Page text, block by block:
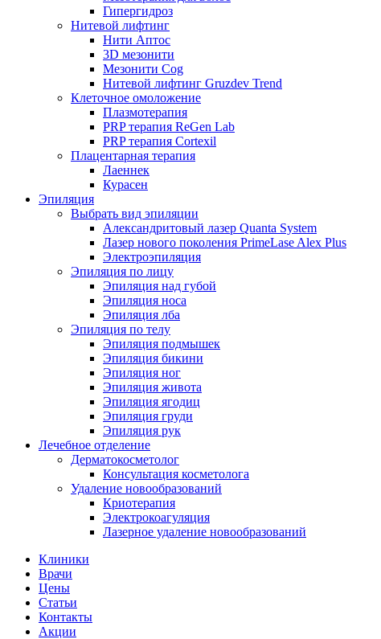
Гипергидроз
Нитевой лифтинг
Нити Аптос
3D мезонити
Мезонити Cog
Нитевой лифтинг Gruzdev Trend
Клеточное омоложение
Плазмотерапия
PRP терапия ReGen Lab
PRP терапия Cortexil
Плацентарная терапия
Лаеннек
Курасен
Эпиляция
Выбрать вид эпиляции
Александритовый лазер Quanta System
Лазер нового поколения PrimeLase Alex Plus
Электроэпиляция
Эпиляция по лицу
Эпиляция над губой
Эпиляция носа
Эпиляция лба
Эпиляция по телу
Эпиляция подмышек
Эпиляция бикини
Эпиляция ног
Эпиляция живота
Эпиляция ягодиц
Эпиляция груди
Эпиляция рук
Лечебное отделение
Дерматокосметолог
Консультация косметолога
Удаление новообразований
Криотерапия
Электрокоагуляция
Лазерное удаление новообразований
Клиники
Врачи
Цены
Статьи
Контакты
Акции